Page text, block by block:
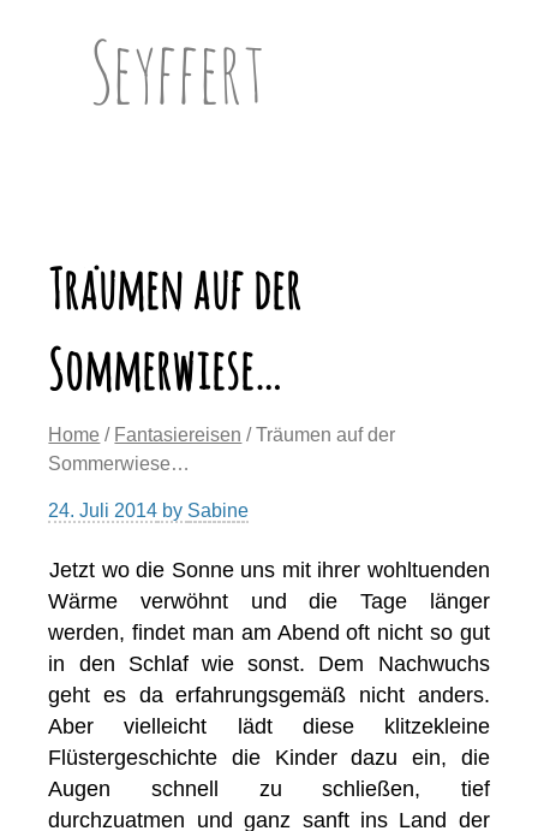
Seyffert
Träumen auf der
Sommerwiese…
Home / Fantasiereisen / Träumen auf der
Sommerwiese…
24. Juli 2014 by Sabine
Jetzt wo die Sonne uns mit ihrer wohltuenden
Wärme verwöhnt und die Tage länger
werden, findet man am Abend oft nicht so gut
in den Schlaf wie sonst. Dem Nachwuchs
geht es da erfahrungsgemäß nicht anders.
Aber vielleicht lädt diese klitzekleine
Flüstergeschichte die Kinder dazu ein, die
Augen schnell zu schließen, tief
durchzuatmen und ganz sanft ins Land der